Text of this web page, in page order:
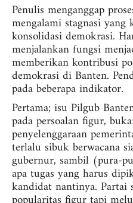
Penulis menganggap
mengalami stagnasi yang
konsolidasi demokrasi.
menjalankan fungsi
memberikan kontribusi
demokrasi di Banten.
pada beberapa indikator.
Pertama; isu Pilgub
pada persoalan figur,
penyelenggaraan
terlalu sibuk berwacana
gubernur, sambil (pura-
apa tugas yang harus
kandidat nantinya.